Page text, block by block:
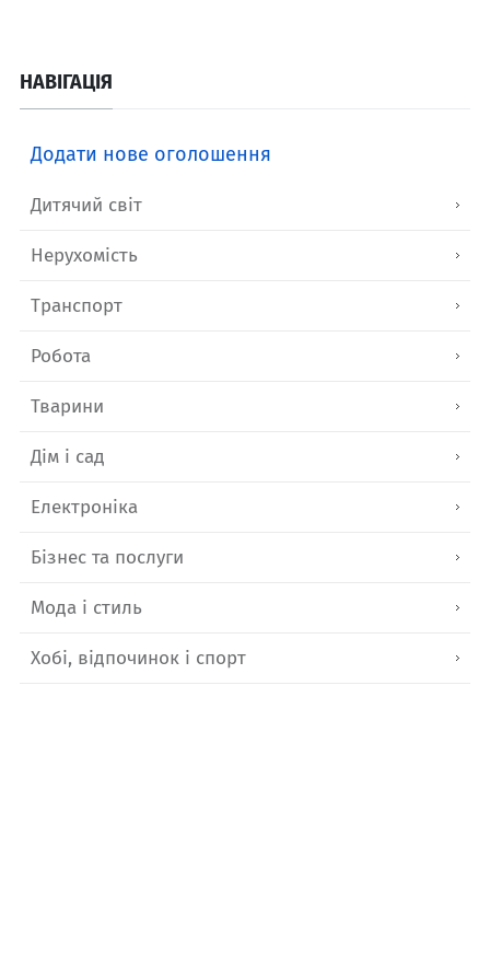
НАВІГАЦІЯ
Додати нове оголошення
Дитячий світ
Нерухомість
Транспорт
Робота
Тварини
Дім і сад
Електроніка
Бізнес та послуги
Мода і стиль
Хобі, відпочинок і спорт